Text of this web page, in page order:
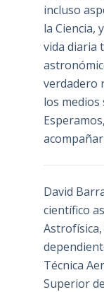
incluso
la Ciencia,
vida diaria
verdadero
los medios
David
científico
Técnica
Superior